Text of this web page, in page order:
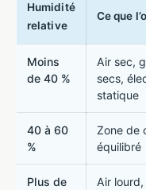
Humidité
relative
Ce que
Moins
de 40 %
Air sec,
secs,
statique
40 à 60
%
Zone de
équilibré
Plus de
Air